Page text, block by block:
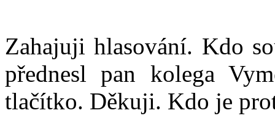
Zahajuji hlasování. Kdo
přednesl pan kolega
tlačítko. Děkuji. Kdo je